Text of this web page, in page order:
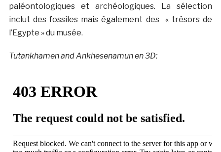
paléontologiques et archéologiques. La sélection
inclut des fossiles mais également des « trésors de
l’Egypte » du musée.
Tutankhamen and Ankhesenamun en 3D: